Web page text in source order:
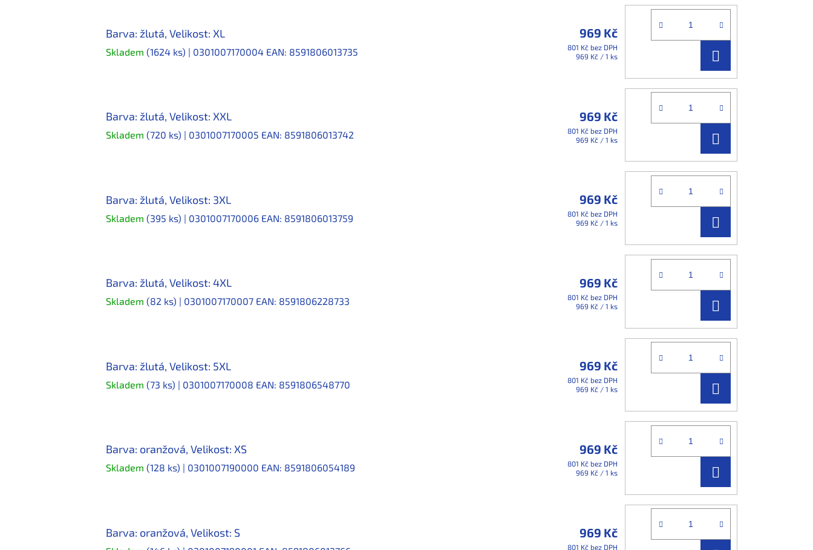
Barva: žlutá, Velikost: XL
Skladem (1624 ks) | 0301007170004 EAN: 8591806013735
969 Kč
801 Kč bez DPH
Měrná
969 Kč / 1 ks
KOŠÍKU
Barva: žlutá, Velikost: XXL
Skladem (720 ks) | 0301007170005 EAN: 8591806013742
969 Kč
801 Kč bez DPH
Měrná
969 Kč / 1 ks
KOŠÍKU
Barva: žlutá, Velikost: 3XL
Skladem (395 ks) | 0301007170006 EAN: 8591806013759
969 Kč
801 Kč bez DPH
Měrná
969 Kč / 1 ks
KOŠÍKU
Barva: žlutá, Velikost: 4XL
Skladem (82 ks) | 0301007170007 EAN: 8591806228733
969 Kč
801 Kč bez DPH
Měrná
969 Kč / 1 ks
KOŠÍKU
Barva: žlutá, Velikost: 5XL
Skladem (73 ks) | 0301007170008 EAN: 8591806548770
969 Kč
801 Kč bez DPH
Měrná
969 Kč / 1 ks
KOŠÍKU
Barva: oranžová, Velikost: XS
Skladem (128 ks) | 0301007190000 EAN: 8591806054189
969 Kč
801 Kč bez DPH
Měrná
969 Kč / 1 ks
KOŠÍKU
Barva: oranžová, Velikost: S 969 Kč
801 Kč bez DPH